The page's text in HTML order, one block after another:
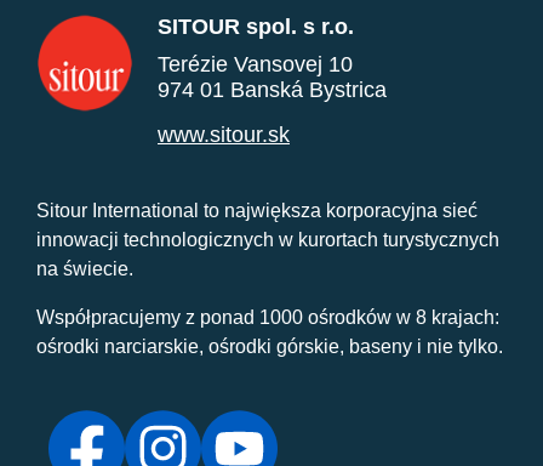
SITOUR spol. s r.o.
Terézie Vansovej 10
974 01 Banská Bystrica
www.sitour.sk
Sitour International to największa korporacyjna sieć
innowacji technologicznych w kurortach turystycznych
na świecie.
Współpracujemy z ponad 1000 ośrodków w 8 krajach:
ośrodki narciarskie, ośrodki górskie, baseny i nie tylko.